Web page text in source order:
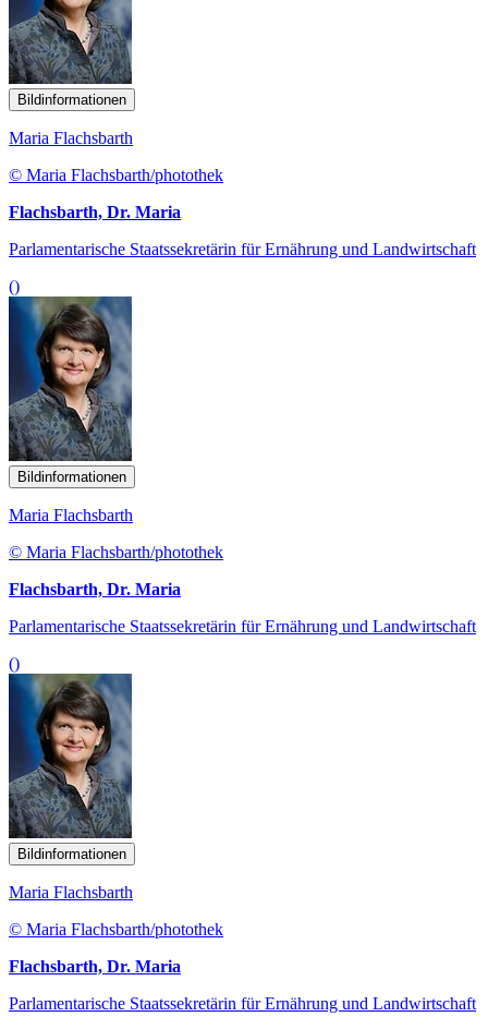
Bildinformationen
Maria Flachsbarth
© Maria Flachsbarth/photothek
Flachsbarth, Dr. Maria
Parlamentarische Staatssekretärin für Ernährung und Landwirtschaft
()
Bildinformationen
Maria Flachsbarth
© Maria Flachsbarth/photothek
Flachsbarth, Dr. Maria
Parlamentarische Staatssekretärin für Ernährung und Landwirtschaft
()
Bildinformationen
Maria Flachsbarth
© Maria Flachsbarth/photothek
Flachsbarth, Dr. Maria
Parlamentarische Staatssekretärin für Ernährung und Landwirtschaft